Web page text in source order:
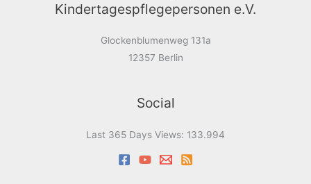
Kindertagespflegepersonen e.V.
Glockenblumenweg 131a
12357 Berlin
Social
Last 365 Days Views: 133.994